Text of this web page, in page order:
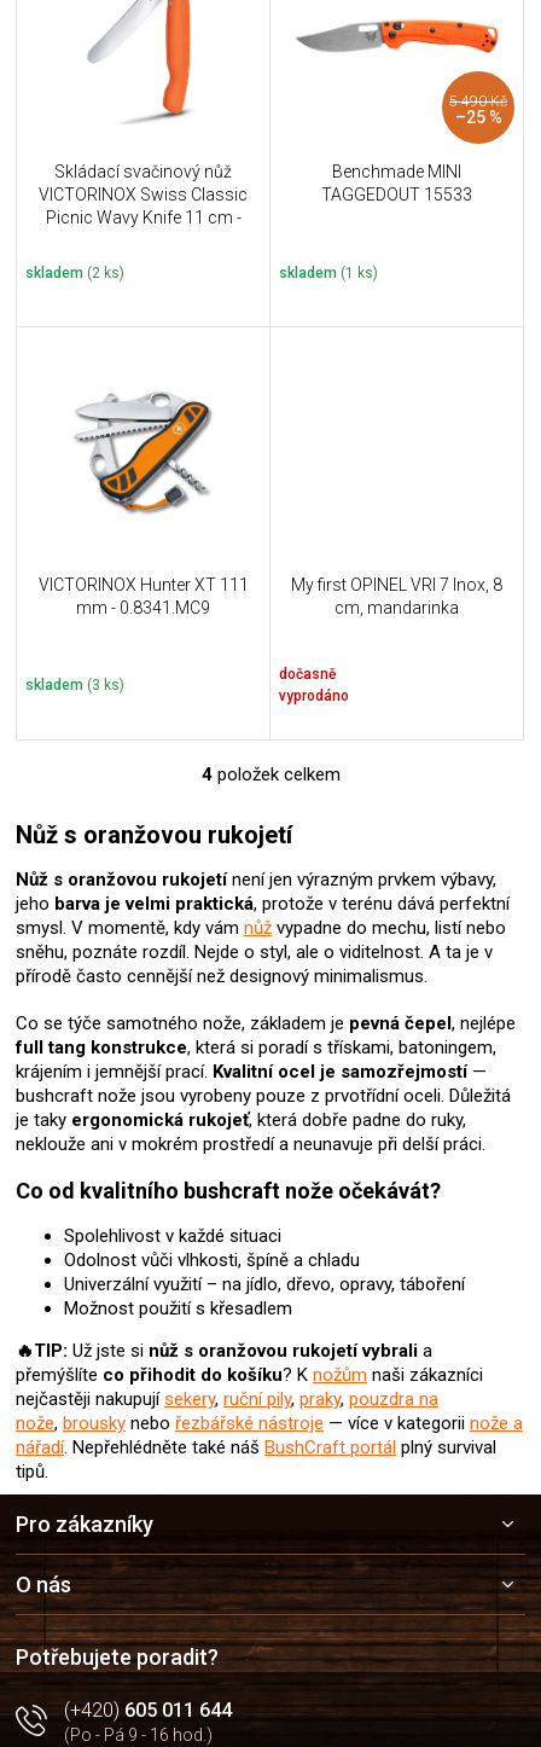
Skládací svačinový nůž
VICTORINOX Swiss Classic
Picnic Wavy Knife 11 cm -
skladem (2 ks)
5 490 Kč
–25 %
Benchmade MINI
TAGGEDOUT 15533
skladem (1 ks)
VICTORINOX Hunter XT 111
mm - 0.8341.MC9
skladem (3 ks)
My first OPINEL VRI 7 Inox, 8
cm, mandarinka
dočasně
vyprodáno
O
l
d
a
c
í
p
r
v
k
y
v
ý
p
i
u
4položek celkem
Nůž s oranžovou rukojetí
Nůž s oranžovou rukojetínení jen výrazným prvkem výbavy,
jeho barva je velmi praktická, protože v terénu dává perfektní
smysl. V momentě, kdy vám nůž vypadne do mechu, listí nebo
sněhu, poznáte rozdíl. Nejde o styl, ale o viditelnost. A ta je v
přírodě často cennější než designový minimalismus.
Co se týče samotného nože, základem je pevná čepel, nejlépe
full tang konstrukce, která si poradí s třískami, batoningem,
krájením i jemnější prací. Kvalitní ocel je samozřejmostí—
bushcraft nože jsou vyrobeny pouze z prvotřídní oceli. Důležitá
je taky ergonomická rukojeť, která dobře padne do ruky,
neklouže ani v mokrém prostředí a neunavuje při delší práci.
Co od kvalitního bushcraft nože očekávát?
Spolehlivost v každé situaci
Odolnost vůči vlhkosti, špíně a chladu
Univerzální využití – na jídlo, dřevo, opravy, táboření
Možnost použití s křesadlem
🔥TIP: Už jste si nůž s oranžovou rukojetívybrali a
přemýšlíte co přihodit do košíku? K nožům naši zákazníci
nejčastěji nakupujísekery, ruční pily, praky, pouzdra na
nože, brousky nebo řezbářské nástroje — více v kategorii nože a
nářadí. Nepřehlédněte také náš BushCraft portál plný survival
tipů.
a
t
í
Pro zákazníky
O nás
Potřebujete poradit?
(+420)605 011 644
(Po - Pá 9 - 16 hod.)